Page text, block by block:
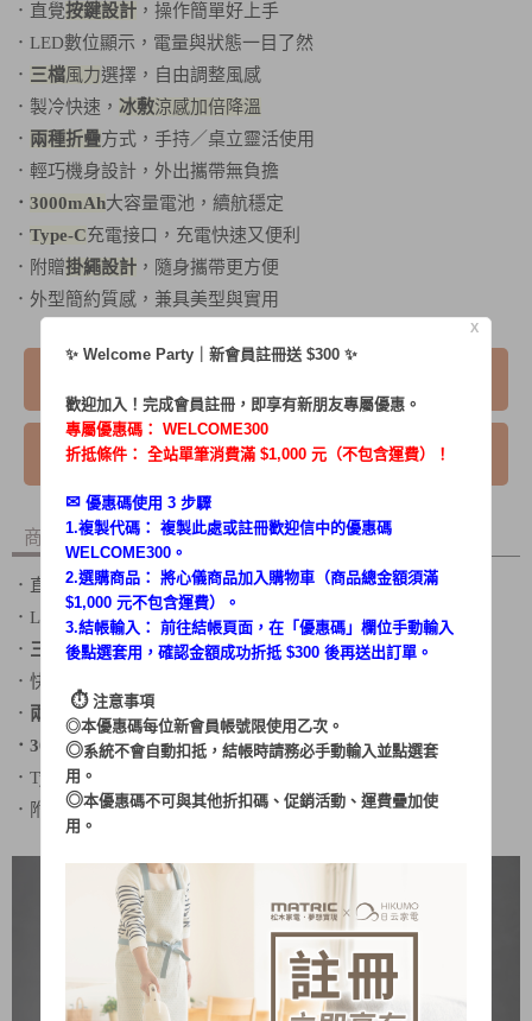
．直覺按鍵設計 ，操作簡單好上手
．LED數位顯示，電量與狀態一目了然
． 三檔風力選擇，自由調整風感
．製冷快速， 冰敷涼感加倍降溫
． 兩種折疊方式，手持／桌立靈活使用
．輕巧機身設計，外出攜帶無負擔
． 3000mAh大容量電池，續航穩定
． Type-C充電接口，充電快速又便利
．附贈掛繩設計 ，隨身攜帶更方便
．外型簡約質感，兼具美型與實用
我要詢問
商品內容 商品討論
．直覺按鍵設計
．LED數位顯示
． 三檔 風力選擇
．快速製冰
． 兩種折疊方式
．3000mAh大容量
．Type-C充電接口
．附贈 掛繩
X
✨ Welcome Party｜新會員註冊送 $300 ✨
歡迎加入！完成會員註冊，即享有新朋友專屬優惠。
專屬優惠碼： WELCOME300
折抵條件： 全站單筆消費滿 $1,000 元（不包含運費）！
✉︎ 優惠碼使用 3 步驟
1.複製代碼： 複製此處或註冊歡迎信中的優惠碼
WELCOME300。
2.選購商品： 將心儀商品加入購物車（商品總金額須滿
$1,000 元不包含運費）。
3.結帳輸入： 前往結帳頁面，在「 優惠碼 」欄位手動輸入
後點選套用，確認金額成功折抵 $300 後再送出訂單。
⏱︎ 注意事項
◎本優惠碼每位新會員帳號限使用乙次。
◎系統不會自動扣抵，結帳時請務必手動輸入並點選套
用。
◎本優惠碼不可與其他折扣碼、促銷活動、運費疊加使
用。